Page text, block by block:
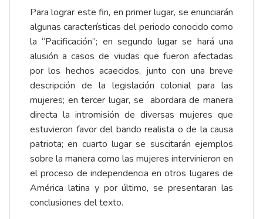
Para lograr este fin, en primer lugar, se enunciarán
algunas características del periodo conocido como
la “Pacificación”; en segundo lugar se hará una
alusión a casos de viudas que fueron afectadas
por los hechos acaecidos, junto con una breve
descripción de la legislación colonial para las
mujeres; en tercer lugar, se abordara de manera
directa la intromisión de diversas mujeres que
estuvieron favor del bando realista o de la causa
patriota; en cuarto lugar se suscitarán ejemplos
sobre la manera como las mujeres intervinieron en
el proceso de independencia en otros lugares de
América latina y por último, se presentaran las
conclusiones del texto.